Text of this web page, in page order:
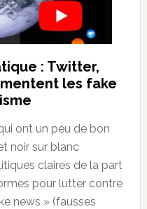
: Twitter,
les fake
ont un peu de bon
noir sur blanc
claires de la part
pour lutter contre
news » (fausses